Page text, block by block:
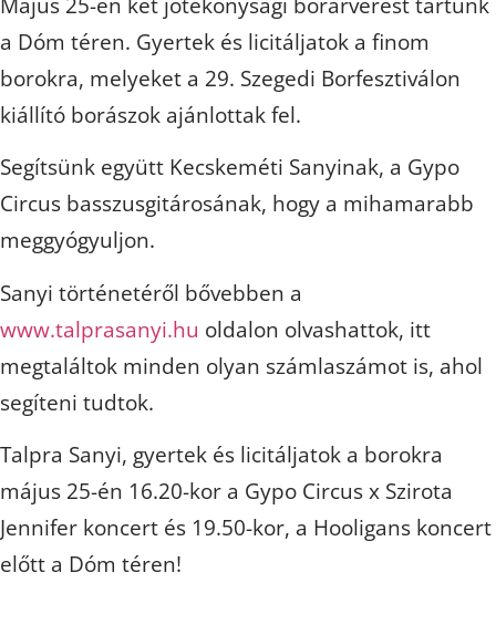
a Dóm téren. Gyertek és licitáljatok a finom
borokra, melyeket a 29. Szegedi Borfesztiválon
kiállító borászok ajánlottak fel.
Segítsünk együtt Kecskeméti Sanyinak, a Gypo
Circus basszusgitárosának, hogy a mihamarabb
meggyógyuljon.
Sanyi történetéről bővebben a
www.talprasanyi.hu oldalon olvashattok, itt
megtaláltok minden olyan számlaszámot is, ahol
segíteni tudtok.
Talpra Sanyi, gyertek és licitáljatok a borokra
május 25-én 16.20-kor a Gypo Circus x Szirota
Jennifer koncert és 19.50-kor, a Hooligans koncert
előtt a Dóm téren!